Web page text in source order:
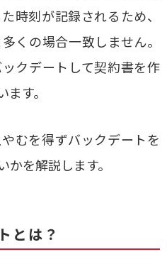
時刻が記録されるため、
くの場合一致しません。
クデートして契約書を作
す。
むを得ずバックデートを
かを解説します。
とは？